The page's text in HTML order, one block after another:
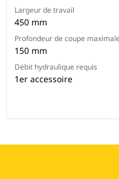
Largeur de travail
450 mm
Profondeur de coupe maximale
150 mm
Débit hydraulique requis
1er accessoire